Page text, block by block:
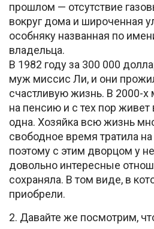
прошлом — отсутствие
вокруг дома и широченная
особняку названная по
владельца.
В 1982 году за 300 000
муж миссис Ли, и они
счастливую жизнь. В 2000-
на пенсию и с тех пор
одна. Хозяйка всю жизнь
свободное время тратила
поэтому с этим дворцом у
довольно интересные
сохраняла. В том виде, в
приобрели.
2. Давайте же посмотрим,